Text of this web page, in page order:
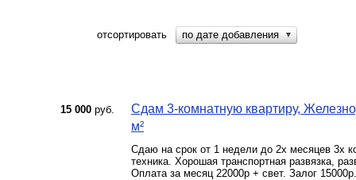
отсортировать по дате добавления ▼
15 000 руб.
Сдам 3-комнатную квартиру,
м²
Сдаю на срок от 1 недели до 2х месяцев 3х
техника. Хорошая транспортная развязка,
Оплата за месяц 22000р + свет. Залог